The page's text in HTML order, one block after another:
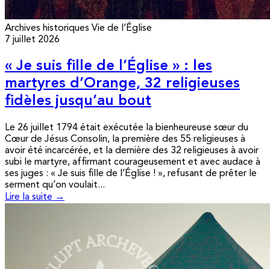
Archives historiques Vie de l’Église
7 juillet 2026
« Je suis fille de l’Église » : les
martyres d’Orange, 32 religieuses
fidèles jusqu’au bout
Le 26 juillet 1794 était exécutée la bienheureuse sœur du
Cœur de Jésus Consolin, la première des 55 religieuses à
avoir été incarcérée, et la dernière des 32 religieuses à avoir
subi le martyre, affirmant courageusement et avec audace à
ses juges : « Je suis fille de l’Église ! », refusant de prêter le
serment qu’on voulait...
Lire la suite →